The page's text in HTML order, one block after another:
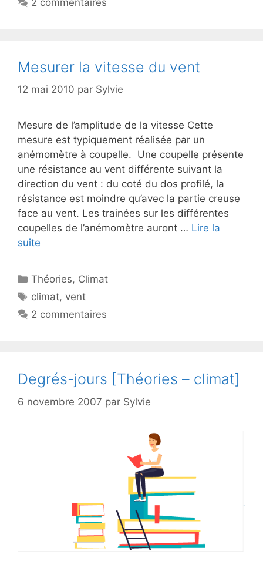
Mesurer la vitesse du vent
12 mai 2010 par Sylvie
Mesure de l’amplitude de la vitesse Cette
mesure est typiquement réalisée par un
anémomètre à coupelle. Une coupelle présente
une résistance au vent différente suivant la
direction du vent : du coté du dos profilé, la
résistance est moindre qu’avec la partie creuse
face au vent. Les trainées sur les différentes
coupelles de l’anémomètre auront … Lire la
suite
Catégories
Théories, Climat
Étiquettes
climat, vent
2 commentaires
Degrés-jours [Théories – climat]
6 novembre 2007 par Sylvie